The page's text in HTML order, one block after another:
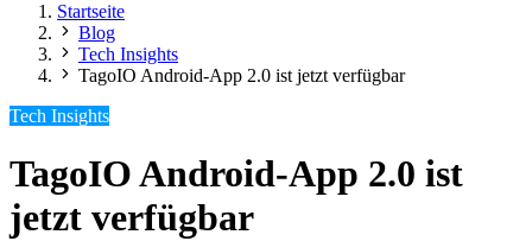
Startseite
Blog
Tech Insights
TagoIO Android-App 2.0 ist jetzt verfügbar
Tech Insights
TagoIO Android-App 2.0 ist
jetzt verfügbar